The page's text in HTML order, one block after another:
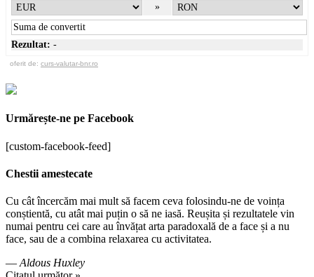
»
Rezultat: -
oferit de: curs-valutar-bnr.ro
Urmărește-ne pe Facebook
[custom-facebook-feed]
Chestii amestecate
Cu cât încercăm mai mult să facem ceva folosindu-ne de voința
conștientă, cu atât mai puțin o să ne iasă. Reușita și rezultatele vin
numai pentru cei care au învățat arta paradoxală de a face și a nu
face, sau de a combina relaxarea cu activitatea.
— Aldous Huxley